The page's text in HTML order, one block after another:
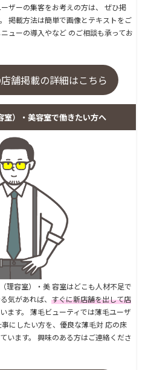
ザーの集客をお考えの方は、 ぜひ掲
掲載方法は簡単で画像とテキストをご
ューの導入やなど のご相談も承ってお
舗掲載の詳細はこちら
室）・美容室で働きたい方へ
理容室）・美 容室はどこも人材不足で
気があれば、 すぐに新店舗を出して店
ます。 薄毛ビューティでは薄毛ユーザ
にしたい方を、優良な薄毛対 応の床
います。 興味のある方はご連絡くださ